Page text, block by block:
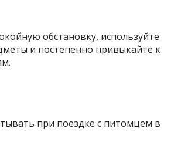
обстановку, используйте
и постепенно привыкайте к
при поездке с питомцем в